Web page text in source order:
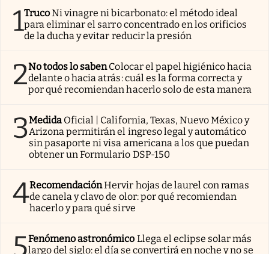
1TrucoNi vinagre ni bicarbonato: el método ideal
para eliminar el sarro concentrado en los orificios
de la ducha y evitar reducir la presión
2No todos lo sabenColocar el papel higiénico hacia
delante o hacia atrás: cuál es la forma correcta y
por qué recomiendan hacerlo solo de esta manera
3Medida Oficial | California, Texas, Nuevo México y
Arizona permitirán el ingreso legal y automático
sin pasaporte ni visa americana a los que puedan
obtener un Formulario DSP-150
4RecomendaciónHervir hojas de laurel con ramas
de canela y clavo de olor: por qué recomiendan
hacerlo y para qué sirve
5Fenómeno astronómico Llega el eclipse solar más
largo del siglo: el día se convertirá en noche y no se